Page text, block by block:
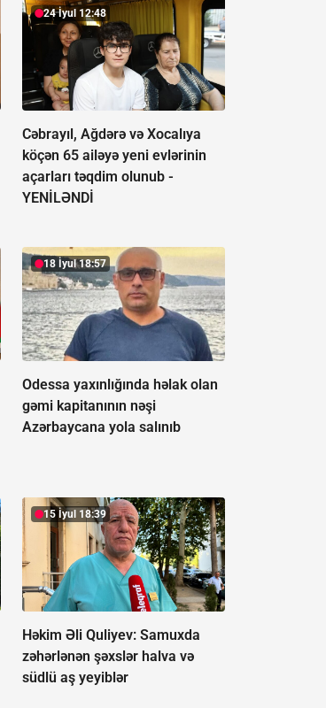
24 İyul 12:48
Cəbrayıl, Ağdərə və Xocalıya
köçən 65 ailəyə yeni evlərinin
açarları təqdim olunub -
YENİLƏNDİ
18 İyul 18:57
Odessa yaxınlığında həlak olan
gəmi kapitanının nəşi
Azərbaycana yola salınıb
15 İyul 18:39
Həkim Əli Quliyev: Samuxda
zəhərlənən şəxslər halva və
südlü aş yeyiblər